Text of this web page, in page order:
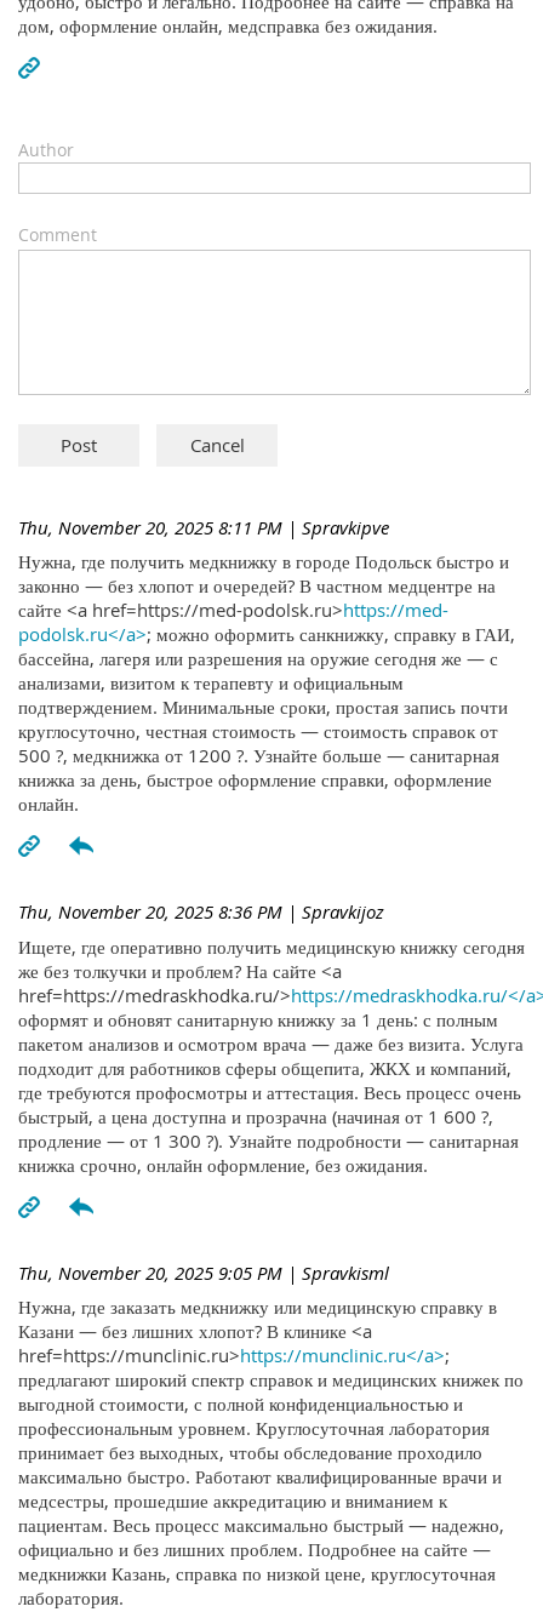
дом, оформление онлайн, медсправка без ожидания.
Author
Comment
Thu, November 20, 2025 8:11 PM | Spravkipve
Нужна, где получить медкнижку в городе Подольск быстро и
законно — без хлопот и очередей? В частном медцентре на
сайте <a href=https://med-podolsk.ru>https://med-
podolsk.ru</a>; можно оформить санкнижку, справку в ГАИ,
бассейна, лагеря или разрешения на оружие сегодня же — с
анализами, визитом к терапевту и официальным
подтверждением. Минимальные сроки, простая запись почти
круглосуточно, честная стоимость — стоимость справок от
500 ?, медкнижка от 1200 ?. Узнайте больше — санитарная
книжка за день, быстрое оформление справки, оформление
онлайн.
Thu, November 20, 2025 8:36 PM | Spravkijoz
Ищете, где оперативно получить медицинскую книжку сегодня
же без толкучки и проблем? На сайте <a
href=https://medraskhodka.ru/>https://medraskhodka.ru/</
оформят и обновят санитарную книжку за 1 день: с полным
пакетом анализов и осмотром врача — даже без визита. Услуга
подходит для работников сферы общепита, ЖКХ и компаний,
где требуются профосмотры и аттестация. Весь процесс очень
быстрый, а цена доступна и прозрачна (начиная от 1 600 ?,
продление — от 1 300 ?). Узнайте подробности — санитарная
книжка срочно, онлайн оформление, без ожидания.
Thu, November 20, 2025 9:05 PM | Spravkisml
Нужна, где заказать медкнижку или медицинскую справку в
Казани — без лишних хлопот? В клинике <a
href=https://munclinic.ru>https://munclinic.ru</a>;
предлагают широкий спектр справок и медицинских книжек по
выгодной стоимости, с полной конфиденциальностью и
профессиональным уровнем. Круглосуточная лаборатория
принимает без выходных, чтобы обследование проходило
максимально быстро. Работают квалифицированные врачи и
медсестры, прошедшие аккредитацию и вниманием к
пациентам. Весь процесс максимально быстрый — надежно,
официально и без лишних проблем. Подробнее на сайте —
медкнижки Казань, справка по низкой цене, круглосуточная
лаборатория.